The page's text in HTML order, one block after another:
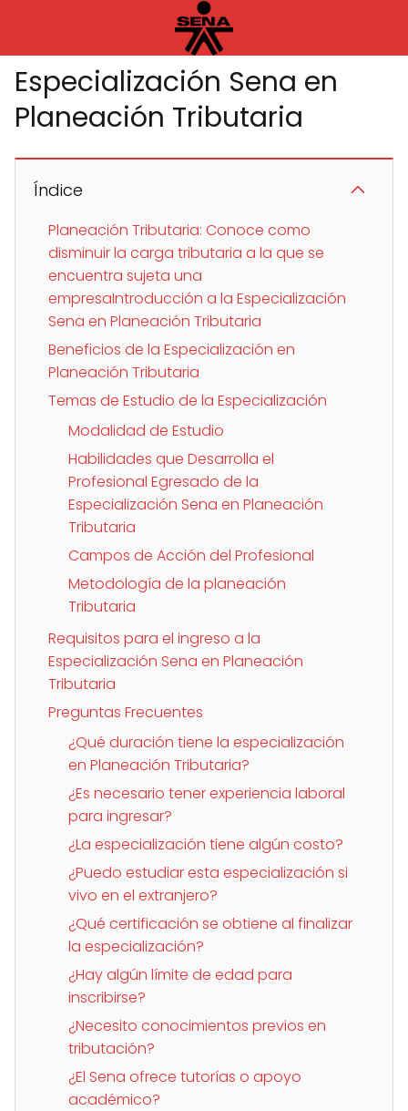
Especialización Sena en
Planeación Tributaria
Índice
Planeación Tributaria: Conoce como
disminuir la carga tributaria a la que se
encuentra sujeta una
empresaIntroducción a la Especialización
Sena en Planeación Tributaria
Beneficios de la Especialización en
Planeación Tributaria
Temas de Estudio de la Especialización
Modalidad de Estudio
Habilidades que Desarrolla el
Profesional Egresado de la
Especialización Sena en Planeación
Tributaria
Campos de Acción del Profesional
Metodología de la planeación
Tributaria
Requisitos para el ingreso a la
Especialización Sena en Planeación
Tributaria
Preguntas Frecuentes
¿Qué duración tiene la especialización
en Planeación Tributaria?
¿Es necesario tener experiencia laboral
para ingresar?
¿La especialización tiene algún costo?
¿Puedo estudiar esta especialización si
vivo en el extranjero?
¿Qué certificación se obtiene al finalizar
la especialización?
¿Hay algún límite de edad para
inscribirse?
¿Necesito conocimientos previos en
tributación?
¿El Sena ofrece tutorías o apoyo
académico?